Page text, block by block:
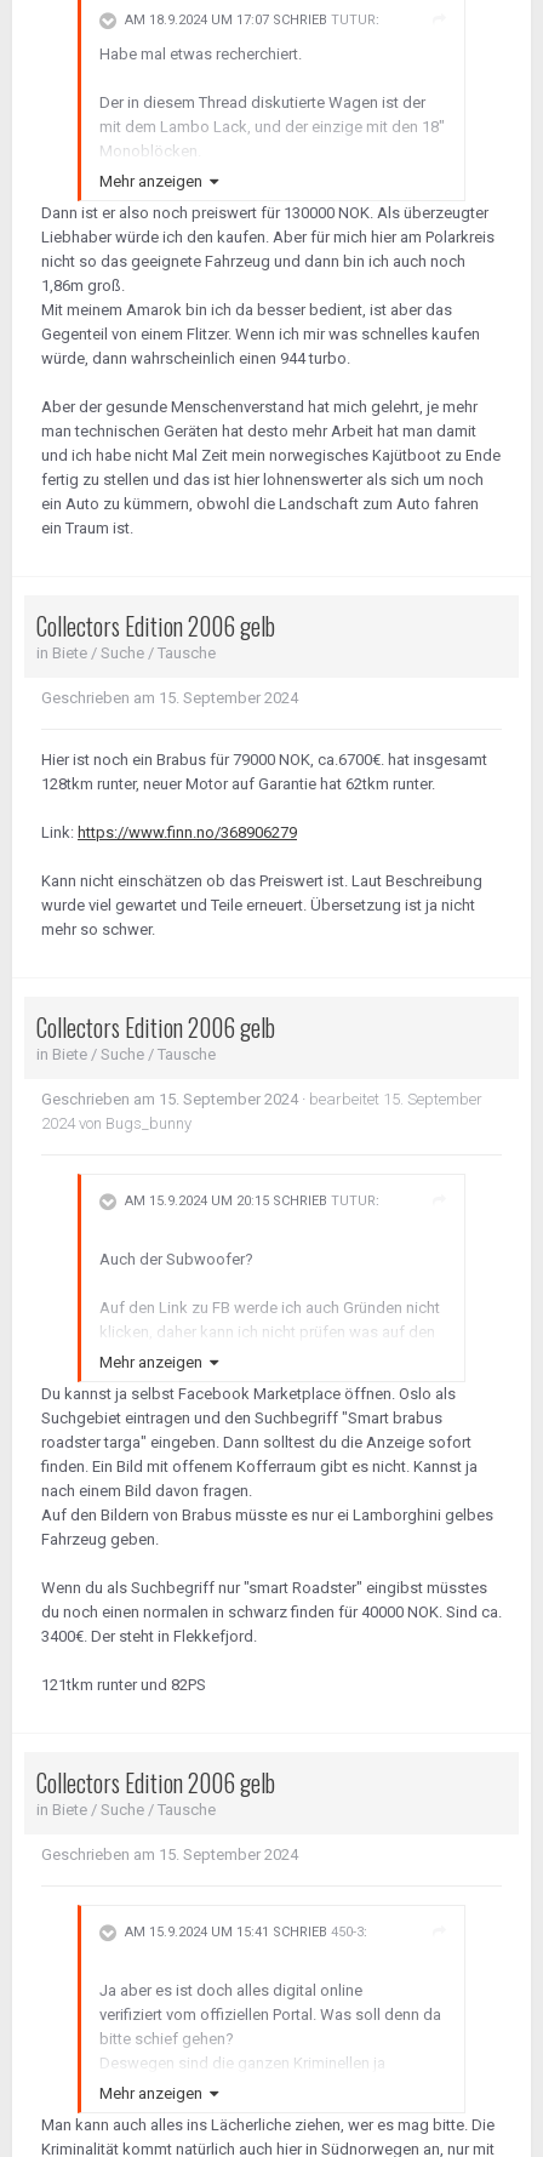
AM 18.9.2024 UM 17:07 SCHRIEB TUTUR:
Habe mal etwas recherchiert.
Der in diesem Thread diskutierte Wagen ist der
mit dem Lambo Lack, und der einzige mit den 18"
Monoblöcken.
Einen CE in orange gab es nicht, das habe ich mit
Aber es gab noch jeweils einen CE in grün- und in
silbermetallic. Dazu dann noch den in weiß und
die zwei oder drei in dunkelrotmetallic. Insgesamt
wurden 30 Fahrzeuge gebaut, 50 waren geplant.
Alle CE hatten ein Brabus Soundpaket mit
Und die CE hatten eigentlich nur das
Dreispeichenlenkrad mit silbernen Schaltwippen
und silbernem Akzentring, aber man könnte
sicher auch das Brabus Lenkrad optional ordern.
Mehr anzeigen
Dann ist er also noch preiswert für 130000 NOK. Als überzeugter
Liebhaber würde ich den kaufen. Aber für mich hier am Polarkreis
nicht so das geeignete Fahrzeug und dann bin ich auch noch
1,86m groß.
Mit meinem Amarok bin ich da besser bedient, ist aber das
Gegenteil von einem Flitzer. Wenn ich mir was schnelles kaufen
würde, dann wahrscheinlich einen 944 turbo.
Aber der gesunde Menschenverstand hat mich gelehrt, je mehr
man technischen Geräten hat desto mehr Arbeit hat man damit
und ich habe nicht Mal Zeit mein norwegisches Kajütboot zu Ende
fertig zu stellen und das ist hier lohnenswerter als sich um noch
ein Auto zu kümmern, obwohl die Landschaft zum Auto fahren
ein Traum ist.
Collectors Edition 2006 gelb
in Biete / Suche / Tausche
Geschrieben am 15. September 2024
Hier ist noch ein Brabus für 79000 NOK, ca.6700€. hat insgesamt
128tkm runter, neuer Motor auf Garantie hat 62tkm runter.
Link: https://www.finn.no/368906279
Kann nicht einschätzen ob das Preiswert ist. Laut Beschreibung
wurde viel gewartet und Teile erneuert. Übersetzung ist ja nicht
mehr so schwer.
Collectors Edition 2006 gelb
in Biete / Suche / Tausche
Geschrieben am 15. September 2024· bearbeitet 15. September
2024 von Bugs_bunny
AM 15.9.2024 UM 20:15 SCHRIEB TUTUR:
Auch der Subwoofer?
Auf den Link zu FB werde ich auch Gründen nicht
klicken, daher kann ich nicht prüfen was auf den
Bildern so alles zu sehen ist.
Wenn ich schon FB als Verkaufsplattform lesen,
dann muss ich nicht weiter fragen ob dieses
Angebot seriös ist oder nicht.
Letztlich ist es Deine Entscheidung, hier gab es
genügend warnende Stimmen die der Geschichte
von Anbeginn nicht getraut haben, meine Stimme
P.S.: wenn ich meine olle Festplatte mit dem
ganzen SMART Kram drauf mal wieder finden
allen CE Roadstern in allen Farben zeigen als
Mehr anzeigen
Du kannst ja selbst Facebook Marketplace öffnen. Oslo als
Suchgebiet eintragen und den Suchbegriff "Smart brabus
roadster targa" eingeben. Dann solltest du die Anzeige sofort
finden. Ein Bild mit offenem Kofferraum gibt es nicht. Kannst ja
nach einem Bild davon fragen.
Auf den Bildern von Brabus müsste es nur ei Lamborghini gelbes
Fahrzeug geben.
Wenn du als Suchbegriff nur "smart Roadster" eingibst müsstes
du noch einen normalen in schwarz finden für 40000 NOK. Sind ca.
3400€. Der steht in Flekkefjord.
121tkm runter und 82PS
Collectors Edition 2006 gelb
in Biete / Suche / Tausche
Geschrieben am 15. September 2024
AM 15.9.2024 UM 15:41 SCHRIEB 450-3:
Ja aber es ist doch alles digital online
verifiziert vom offiziellen Portal. Was soll denn da
bitte schief gehen?
Deswegen sind die ganzen Kriminellen ja
auch hier bei uns gelandet, denn gegen so ein
keine Chance! Bekanntlich sind die Polizisten in
Mehr anzeigen
Man kann auch alles ins Lächerliche ziehen, wer es mag bitte. Die
Kriminalität kommt natürlich auch hier in Südnorwegen an, nur mit